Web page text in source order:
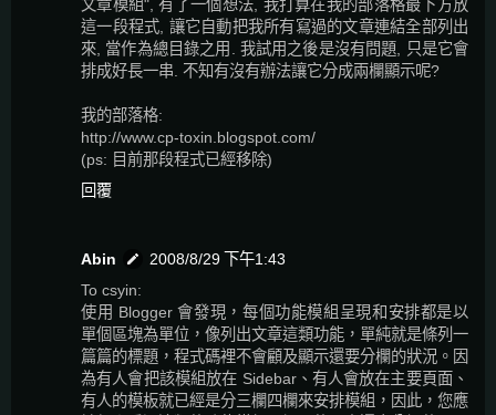
文章模組", 有了一個想法, 我打算在我的部落格最下方放
這一段程式, 讓它自動把我所有寫過的文章連結全部列出
來, 當作為總目錄之用. 我試用之後是沒有問題, 只是它會
排成好長一串. 不知有沒有辦法讓它分成兩欄顯示呢?
我的部落格:
http://www.cp-toxin.blogspot.com/
(ps: 目前那段程式已經移除)
回覆
Abin
2008/8/29 下午1:43
To csyin:
使用 Blogger 會發現，每個功能模組呈現和安排都是以
單個區塊為單位，像列出文章這類功能，單純就是條列一
篇篇的標題，程式碼裡不會顧及顯示還要分欄的狀況。因
為有人會把該模組放在 Sidebar、有人會放在主要頁面、
有人的模板就已經是分三欄四欄來安排模組，因此，您應